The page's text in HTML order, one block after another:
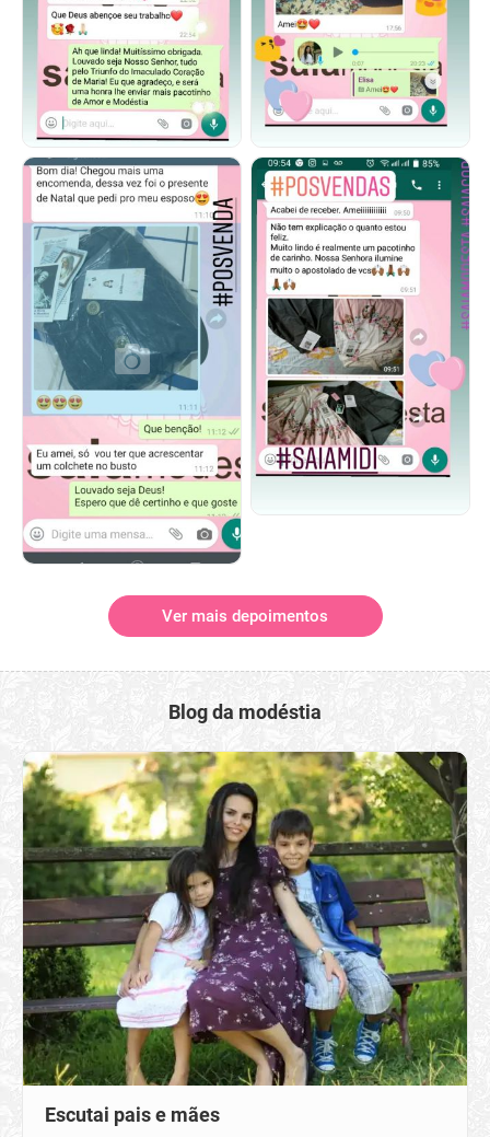
Ver mais depoimentos
Blog da modéstia
Escutai pais e mães